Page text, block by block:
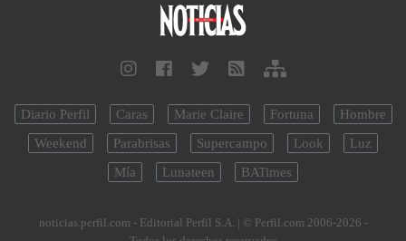
Diario Perfil Caras Marie Claire Fortuna
Hombre
Weekend
Parabrisas Supercampo Look
Luz
Mía
Lunateen BATimes
noticias.perfil.com - Editorial Perfil S.A. | © Perfil.com 2006-2026 -